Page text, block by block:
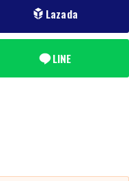
Lazada
LINE